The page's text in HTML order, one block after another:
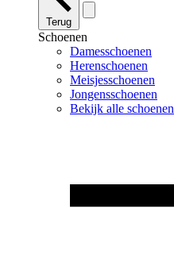
Terug
Schoenen
Damesschoenen
Herenschoenen
Meisjesschoenen
Jongensschoenen
Bekijk alle schoenen